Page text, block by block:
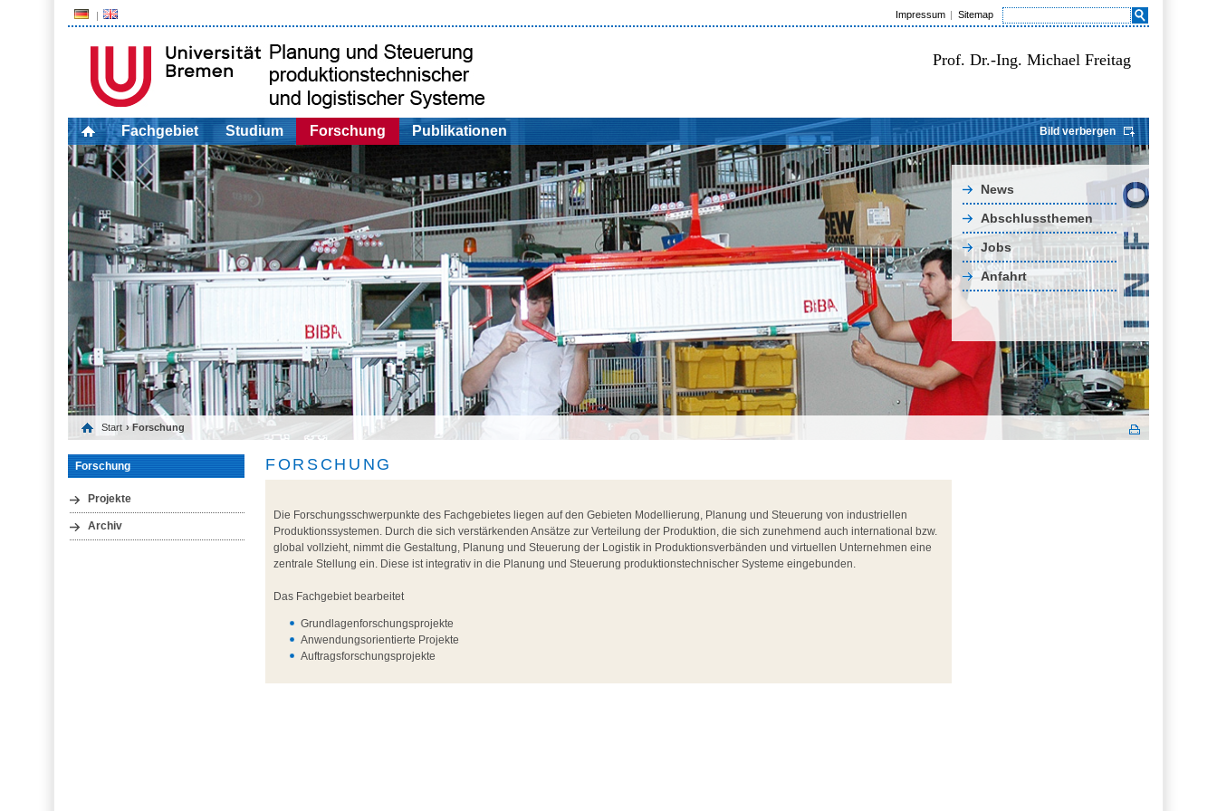
Impressum Sitemap
Prof. Dr.-Ing. Michael Freitag
Fachgebiet Studium Forschung Publikationen Bild verbergen
News
Abschlussthemen
Jobs
Anfahrt
Start › Forschung
Forschung
Projekte
Archiv
FORSCHUNG
Die Forschungsschwerpunkte des Fachgebietes liegen auf den Gebieten Modellierung, Planung und Steuerung von industriellen
Produktionssystemen. Durch die sich verstärkenden Ansätze zur Verteilung der Produktion, die sich zunehmend auch international bzw.
global vollzieht, nimmt die Gestaltung, Planung und Steuerung der Logistik in Produktionsverbänden und virtuellen Unternehmen eine
zentrale Stellung ein. Diese ist integrativ in die Planung und Steuerung produktionstechnischer Systeme eingebunden.
Das Fachgebiet bearbeitet
Grundlagenforschungsprojekte
Anwendungsorientierte Projekte
Auftragsforschungsprojekte